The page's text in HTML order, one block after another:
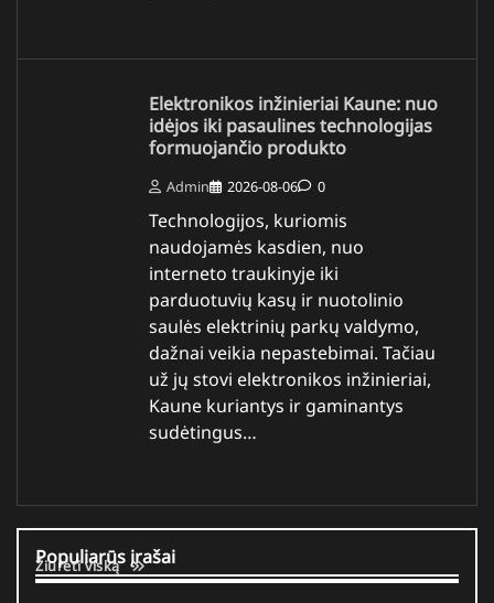
Elektronikos inžinieriai Kaune: nuo
idėjos iki pasaulines technologijas
formuojančio produkto
Admin 2026-08-06 0
Technologijos, kuriomis
naudojamės kasdien, nuo
interneto traukinyje iki
parduotuvių kasų ir nuotolinio
saulės elektrinių parkų valdymo,
dažnai veikia nepastebimai. Tačiau
už jų stovi elektronikos inžinieriai,
Kaune kuriantys ir gaminantys
sudėtingus…
Populiarūs įrašai
Žiūrėti viską